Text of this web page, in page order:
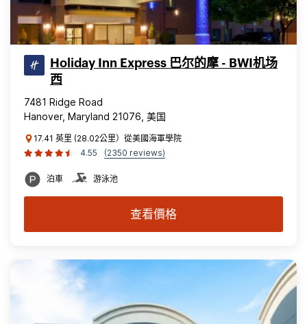
Holiday Inn Express 巴尔的摩 - BWI机场
西
7481 Ridge Road
Hanover, Maryland 21076, 美国
17.41 英里 (28.02公里）從美國海軍學院
4.55
(2350 reviews)
泊車 游泳池
查看價格